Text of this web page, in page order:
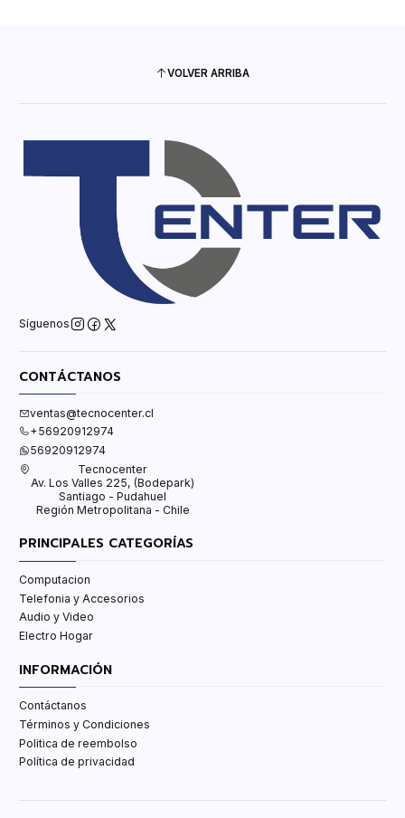
VOLVER ARRIBA
Síguenos
CONTÁCTANOS
ventas@tecnocenter.cl
+56920912974
56920912974
Tecnocenter
Av. Los Valles 225, (Bodepark)
Santiago - Pudahuel
Región Metropolitana - Chile
PRINCIPALES CATEGORÍAS
Computacion
Telefonia y Accesorios
Audio y Video
Electro Hogar
INFORMACIÓN
Contáctanos
Términos y Condiciones
Politica de reembolso
Política de privacidad